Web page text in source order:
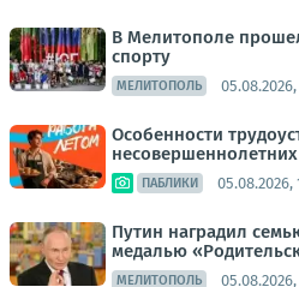
В Мелитополе
спорту
МЕЛИТОПОЛЬ
Особенности
ПАБЛИКИ 05.08.2026,
Путин наградил
медалью
МЕЛИТОПОЛЬ